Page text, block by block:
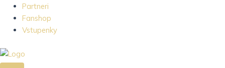
Partneri
Fanshop
Vstupenky